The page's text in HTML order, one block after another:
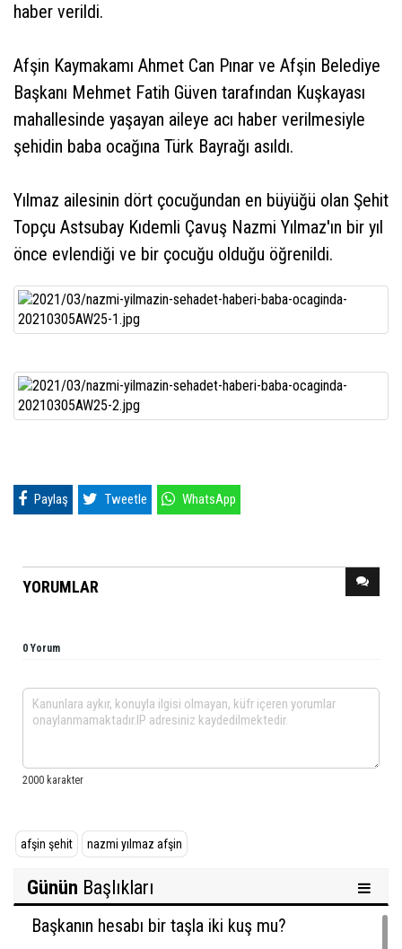
haber verildi.
Afşin Kaymakamı Ahmet Can Pınar ve Afşin Belediye
Başkanı Mehmet Fatih Güven tarafından Kuşkayası
mahallesinde yaşayan aileye acı haber verilmesiyle
şehidin baba ocağına Türk Bayrağı asıldı.
Yılmaz ailesinin dört çocuğundan en büyüğü olan Şehit
Topçu Astsubay Kıdemli Çavuş Nazmi Yılmaz'ın bir yıl
önce evlendiği ve bir çocuğu olduğu öğrenildi.
Paylaş Tweetle WhatsApp
YORUMLAR
0 Yorum
afşin şehit nazmi yılmaz afşin
Günün Başlıkları
Başkanın hesabı bir taşla iki kuş mu?